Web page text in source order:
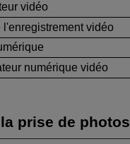
vidéo
l'enregistrement vidéo
numérique vidéo
prise de photos